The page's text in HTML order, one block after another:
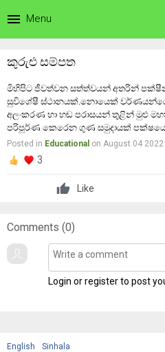
menu Menu
කුරුළු සම්පත
මිහිපිට ජීවත්වන සත්ත්වයන් අතරින්
සුවිශේෂී ස්ථානයක්.නොයෙක්
අලංකරණ හා හඬ පරාසයන් තුළින් මුළු
පරිපූර්ණ කෙරෙන ගුණ සමුදායක්
Posted in Educational on August 04 2022
3
Like
Comments (0)
Login or register to post
English Sinhala